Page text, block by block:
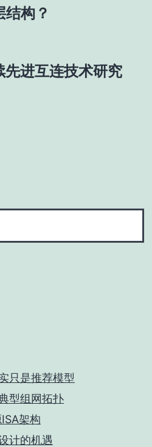
构？
进互连技术研究
只是推荐模型
型组网拓扑
架构
计的机遇